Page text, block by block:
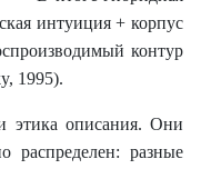
интуиция + корпус
контур
1995).
этика описания. Они
распределен: разные